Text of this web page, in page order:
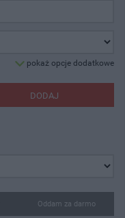
pokaż opcje dodatkowe
DODAJ
Oddam za darmo